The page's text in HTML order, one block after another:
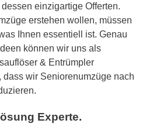
einzigartige Offerten.
erstehen wollen, müssen
Ihnen essentiell ist. Genau
können wir uns als
& Entrümpler
dass wir Seniorenumzüge nach
Experte.